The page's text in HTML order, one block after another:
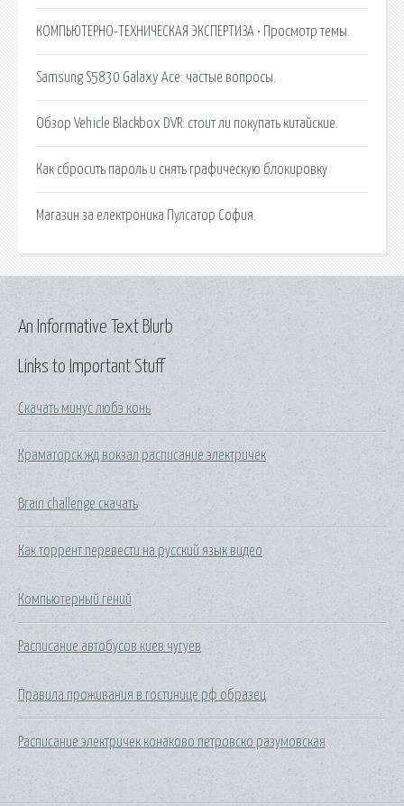
КОМПЬЮТЕРНО-ТЕХНИЧЕСКАЯ ЭКСПЕРТИЗА • Просмотр темы.
Samsung S5830 Galaxy Ace: частые вопросы.
Обзор Vehicle Blackbox DVR: стоит ли покупать китайские.
Как сбросить пароль и снять графическую блокировку
Магазин за електроника Пулсатор София.
Links to Important Stuff
Скачать минус любэ конь
Краматорск жд вокзал расписание электричек
Brain challenge скачать
Как торрент перевести на русский язык видео
Компьютерный гений
Расписание автобусов киев чугуев
Правила проживания в гостинице рф образец
Расписание электричек конаково петровско разумовская
An Informative Text Blurb